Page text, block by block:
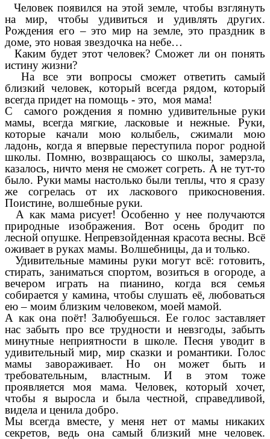
Человек появился на этой земле, чтобы взглянуть
на мир, чтобы удивиться и удивлять других.
Рождения его – это мир на земле, это праздник в
доме, это новая звездочка на небе…
Каким будет этот человек? Сможет ли он понять
истину жизни?
На все эти вопросы сможет ответить самый
близкий человек, который всегда рядом, который
всегда придет на помощь - это, моя мама!
С самого рождения я помню удивительные руки
мамы, всегда мягкие, ласковые и нежные. Руки,
которые качали мою колыбель, сжимали мою
ладонь, когда я впервые переступила порог родной
школы. Помню, возвращаюсь со школы, замерзла,
казалось, ничто меня не сможет согреть. А не тут-то
было. Руки мамы настолько были теплы, что я сразу
же согрелась от их ласкового прикосновения.
Поистине, волшебные руки.
А как мама рисует! Особенно у нее получаются
природные изображения. Вот осень бродит по
лесной опушке. Непревзойденная красота весны. Всё
оживает в руках мамы. Волшебницы, да и только.
Удивительные мамины руки могут всё: готовить,
стирать, заниматься спортом, возиться в огороде, а
вечером играть на пианино, когда вся семья
собирается у камина, чтобы слушать её, любоваться
ею – моим близким человеком, моей мамой.
А как она поёт! Залюбуешься. Ее голос заставляет
нас забыть про все трудности и невзгоды, забыть
минутные неприятности в школе. Песня уводит в
удивительный мир, мир сказки и романтики. Голос
мамы завораживает. Но он может быть и
требовательным, властным. И в этом тоже
проявляется моя мама. Человек, который хочет,
чтобы я выросла и была честной, справедливой,
видела и ценила добро.
Мы всегда вместе, у меня нет от мамы никаких
секретов, ведь она самый близкий мне человек.